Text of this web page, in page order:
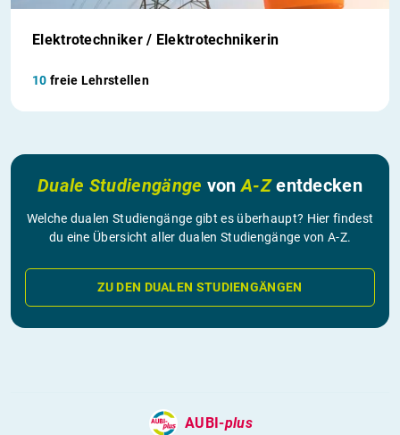
Elektrotechniker / Elektrotechnikerin
10 freie Lehrstellen
Duale Studiengänge vonA-Zentdecken
Welche dualen Studiengänge gibt es überhaupt? Hier findest
du eine Übersicht aller dualen Studiengänge von A-Z.
ZU DEN DUALEN STUDIENGÄNGEN
AUBI-plus